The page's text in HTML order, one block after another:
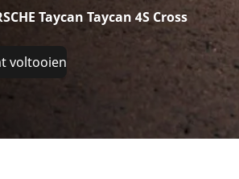
Taycan Taycan 4S Cross
voltooien